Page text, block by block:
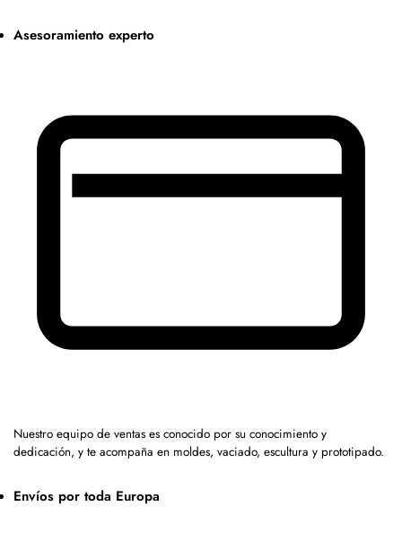
Asesoramiento experto
Nuestro equipo de ventas es conocido por su conocimiento y
dedicación, y te acompaña en moldes, vaciado, escultura y prototipado.
Envíos por toda Europa